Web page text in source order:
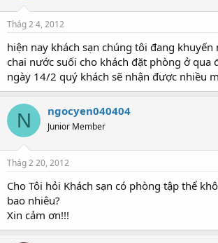
Thág 2 4, 2012
hiện nay khách sạn chúng tôi đang khuyến
chai nước suối cho khách đặt phòng ở qua
ngày 14/2 quý khách sẽ nhận được nhiều
N ngocyen040404
Junior Member
Thág 2 20, 2012
Cho Tôi hỏi Khách sạn có phòng tập thể
bao nhiêu?
Xin cảm ơn!!!